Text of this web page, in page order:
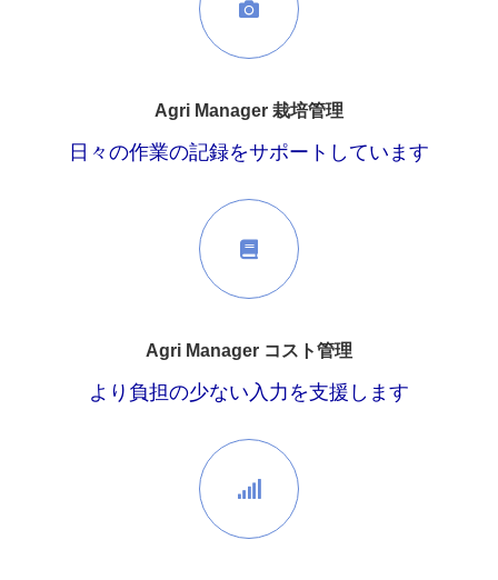
Agri Manager 栽培管理
日々の作業の記録をサポートしています
Agri Manager コスト管理
より負担の少ない入力を支援します